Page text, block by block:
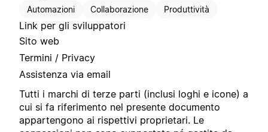
Automazioni Collaborazione Produttività
Link per gli sviluppatori
Sito web
Termini / Privacy
Assistenza via email
Tutti i marchi di terze parti (inclusi loghi e icone) a
cui si fa riferimento nel presente documento
appartengono ai rispettivi proprietari. Le